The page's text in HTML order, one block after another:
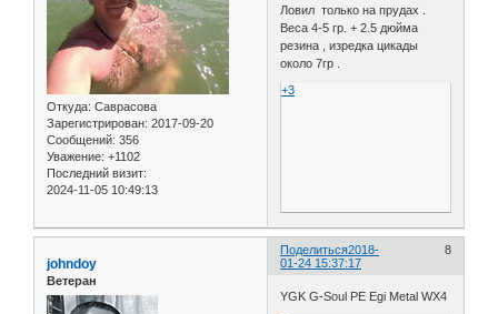
Откуда: Саврасова
Зарегистрирован: 2017-09-20
Сообщений: 356
Уважение: +1102
Последний визит:
2024-11-05 10:49:13
Ловил только на прудах .
Веса 4-5 гр. + 2.5 дюйма
резина , изредка цикады
около 7гр .
+3
Поделиться 8
2018-
01-24 15:37:17
johndoy
Ветеран
YGK G-Soul PE Egi Metal WX4